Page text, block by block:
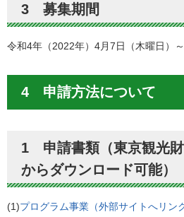
3 募集期間
令和4年（2022年）4月7日（木曜日）
4 申請方法について
1 申請書類（東京観光
からダウンロード可能）
(1)プログラム事業（外部サイトへリン